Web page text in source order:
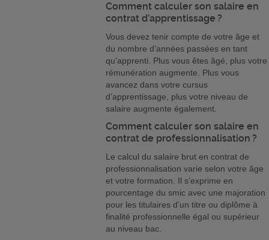
Comment calculer son salaire en
contrat d’apprentissage ?
Vous devez tenir compte de votre âge et
du nombre d’années passées en tant
qu’apprenti. Plus vous êtes âgé, plus votre
rémunération augmente. Plus vous
avancez dans votre cursus
d’apprentissage, plus votre niveau de
salaire augmente également.
Comment calculer son salaire en
contrat de professionnalisation ?
Le calcul du salaire brut en contrat de
professionnalisation varie selon votre âge
et votre formation. Il s’exprime en
pourcentage du smic avec une majoration
pour les titulaires d’un titre ou diplôme à
finalité professionnelle égal ou supérieur
au niveau bac.